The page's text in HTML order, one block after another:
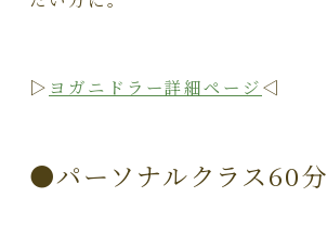
▷ ヨガニドラー詳細ページ◁
●パーソナルクラス60分